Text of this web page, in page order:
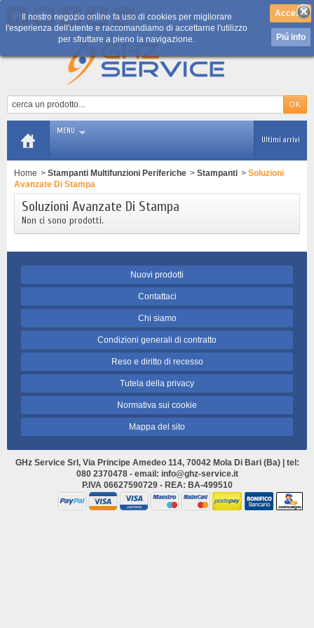
0
MENU
Ultimi arrivi
Il nostro negozio online fa uso di cookies per migliorare
l'esperienza dell'utente e raccomandiamo di accettarne l'utilizzo
per sfruttare a pieno la navigazione.
Piú info
Home > Stampanti Multifunzioni Periferiche > Stampanti > Soluzioni
Avanzate Di Stampa
Soluzioni Avanzate Di Stampa
Non ci sono prodotti.
Nuovi prodotti
Contattaci
Chi siamo
Condizioni generali di contratto
Reso e diritto di recesso
Tutela della privacy
Normativa sui cookie
Mappa del sito
GHz Service Srl, Via Principe Amedeo 114, 70042 Mola Di Bari (Ba) | tel:
080 2370478 - email: info@ghz-service.it
P.IVA 06627590729 - REA: BA-499510